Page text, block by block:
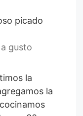
picado
a gusto
la